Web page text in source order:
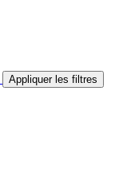
Appliquer les filtres